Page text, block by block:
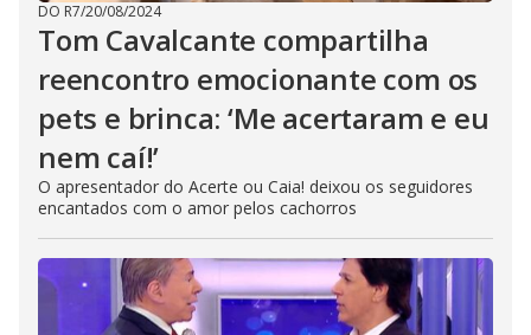
DO R7/20/08/2024
Tom Cavalcante compartilha
reencontro emocionante com os
pets e brinca: ‘Me acertaram e eu
nem caí!’
O apresentador do Acerte ou Caia! deixou os seguidores
encantados com o amor pelos cachorros